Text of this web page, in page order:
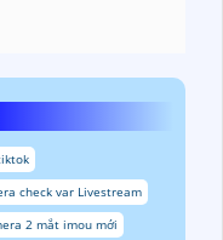
check var Livestream
2 mắt imou mới